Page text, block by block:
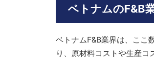
ベトナムのF&B
ベトナムF&B業界は、ここ
り、原材料コストや生産